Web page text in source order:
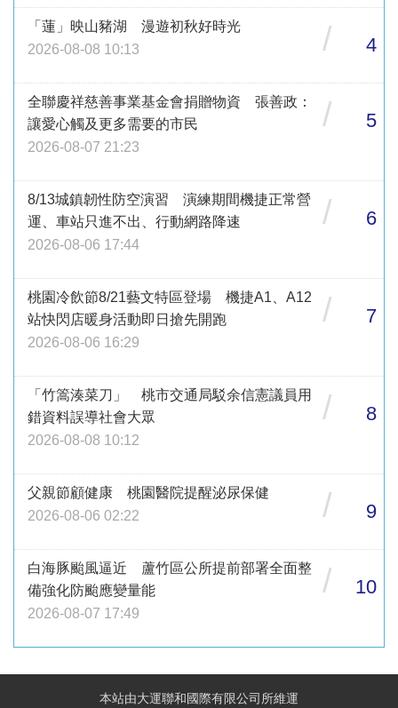
「蓮」映山豬湖 漫遊初秋好時光
2026-08-08 10:13
/ 4
全聯慶祥慈善事業基金會捐贈物資 張善政：
讓愛心觸及更多需要的市民
2026-08-07 21:23
/ 5
8/13城鎮韌性防空演習 演練期間機捷正常營
運、車站只進不出、行動網路降速
2026-08-06 17:44
/ 6
桃園冷飲節8/21藝文特區登場 機捷A1、A12
站快閃店暖身活動即日搶先開跑
2026-08-06 16:29
/ 7
「竹篙湊菜刀」 桃市交通局駁余信憲議員用
錯資料誤導社會大眾
2026-08-08 10:12
/ 8
父親節顧健康 桃園醫院提醒泌尿保健
2026-08-06 02:22
/ 9
白海豚颱風逼近 蘆竹區公所提前部署全面整
備強化防颱應變量能
2026-08-07 17:49
/ 10
本站由大運聯和國際有限公司所維運